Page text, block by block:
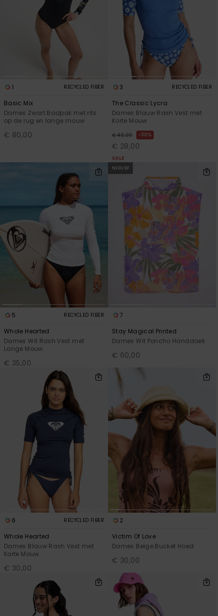
1 RECYCLED FIBER
Basic Mix
Dames Zwart Badpak met rits
op de rug en lange mouw
€ 80,00
3 RECYCLED FIBER
The Classic Lycra
Dames Blauw Rash Vest met
Korte Mouw
€ 40,00 30%
€ 28,00
SALE
5 RECYCLED FIBER
Whole Hearted
Dames Wit Rash Vest met
Lange Mouw
€ 35,00
NIEUW
7
Stay Magical Printed
Dames Wit Poncho Handdoek
€ 60,00
6 RECYCLED FIBER
Whole Hearted
Dames Blauw Rash Vest met
Korte Mouw
€ 30,00
2
Victim Of Love
Dames Beige Bucket Hoed
€ 30,00